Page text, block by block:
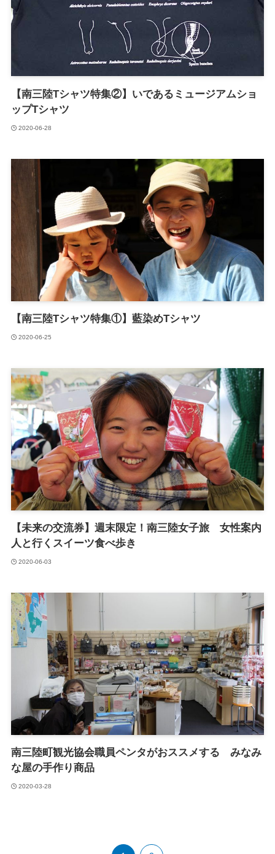
【南三陸Tシャツ特集②】いであるミュージアムショ
ップTシャツ
2020-06-28
【南三陸Tシャツ特集①】藍染めTシャツ
2020-06-25
【未来の交流券】週末限定！南三陸女子旅 女性案内
人と行くスイーツ食べ歩き
2020-06-03
南三陸町観光協会職員ペンタがおススメする みなみ
な屋の手作り商品
2020-03-28